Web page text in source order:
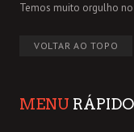
Temos muito orgulho
VOLTAR AO TOPO
MENU RÁPIDO